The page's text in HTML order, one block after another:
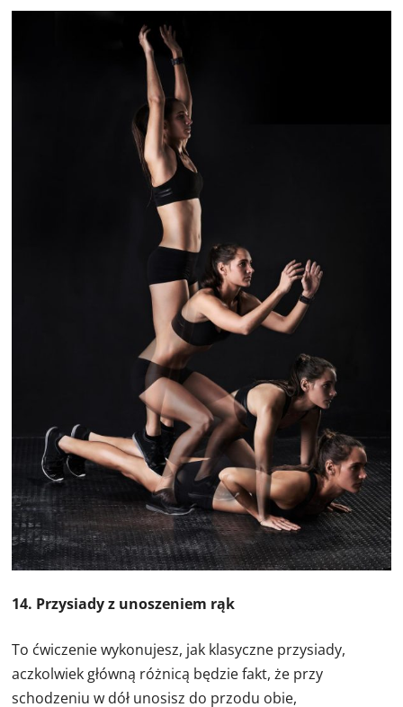
14. Przysiady z unoszeniem rąk
To ćwiczenie wykonujesz, jak klasyczne przysiady,
aczkolwiek główną różnicą będzie fakt, że przy
schodzeniu w dół unosisz do przodu obie,